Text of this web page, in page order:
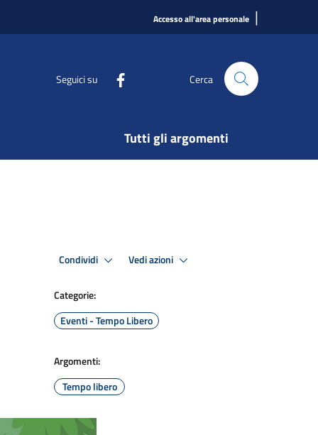
Accesso all'area personale |
Seguici su Cerca
Tutti gli argomenti
Condividi Vedi azioni
Categorie:
Eventi - Tempo Libero
Argomenti:
Tempo libero